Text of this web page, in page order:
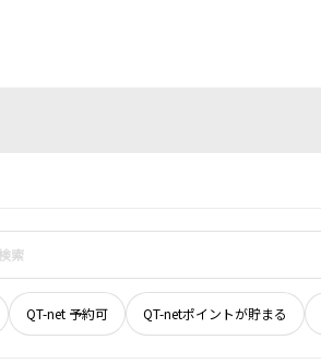
QT-net 予約可 QT-netポイントが貯まる